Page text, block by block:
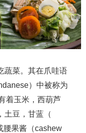
蔬菜。其在爪哇语
）中被称为
着玉米，西葫芦
土豆，甘蓝（
腰果酱（cashew